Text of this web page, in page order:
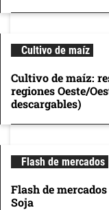
Cultivo de maíz
Cultivo de maíz:
regiones Oeste/
descargables)
Flash de mercados
Flash de
Soja